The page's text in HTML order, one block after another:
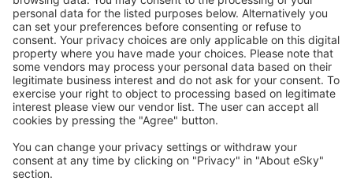
Pokušajte još jednom kad izaberete druge kriterijume
Copyright © eSky.ba. Sva prava zadržana.